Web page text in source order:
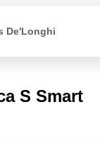
De'Longhi
S Smart